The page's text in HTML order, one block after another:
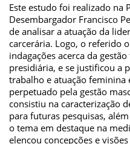
Este estudo foi realizado na
Desembargador Francisco
de analisar a atuação da
carcerária. Logo, o referido
indagações acerca da
presidiária, e se justificou a
trabalho e atuação
perpetuado pela gestão
consistiu na caracterização
para futuras pesquisas,
o tema em destaque na
elencou concepções e